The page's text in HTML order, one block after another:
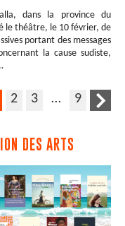
dans la province du
le théâtre, le 10 février, de
portant des messages
la cause sudiste,
2 3 … 9
DES ARTS